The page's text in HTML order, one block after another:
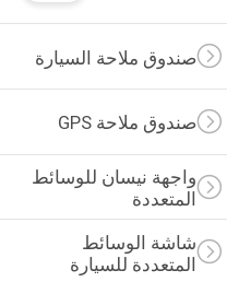
صندوق ملاحة السيارة
صندوق ملاحة GPS
واجهة نيسان للوسائط
المتعددة
شاشة الوسائط
المتعددة للسيارة